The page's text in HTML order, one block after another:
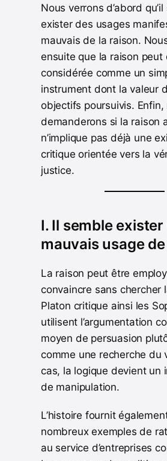
Nous verrons d’abord
exister des usages
mauvais de la raison.
ensuite que la raison peut
considérée comme un
instrument dont la valeur
objectifs poursuivis. Enfin,
demanderons si la raison
n’implique pas déjà une
critique orientée vers la
justice.
I. Il semble exister
mauvais usage
La raison peut être
convaincre sans chercher
Platon critique ainsi les
utilisent l’argumentation
moyen de persuasion
comme une recherche du
cas, la logique devient un
de manipulation.
L’histoire fournit
nombreux exemples de
au service d’entreprises